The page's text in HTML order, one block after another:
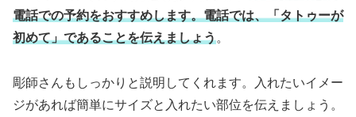
電話での予約をおすすめします。電話では、「タトゥーが
初めて」であることを伝えましょう。
彫師さんもしっかりと説明してくれます。入れたいイメー
ジがあれば簡単にサイズと入れたい部位を伝えましょう。